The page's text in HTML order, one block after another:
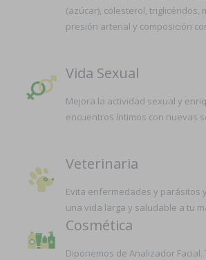
(azúcar), colesterol, triglicéridos,
presión arterial y composición
Vida Sexual
Mejora la actividad sexual y
encuentros íntimos con nuevas
Veterinaria
Evita enfermedades y parásitos
una vida larga y saludable a tu
Cosmética
Diponemos de Analizador